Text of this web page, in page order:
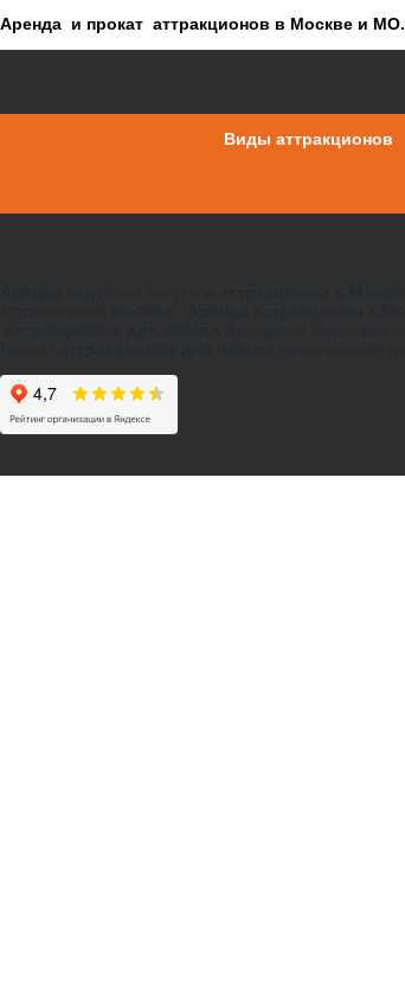
Аренда и прокат аттракционов в Москве и МО.
Виды аттракционов